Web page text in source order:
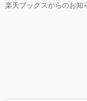
楽天ブックスからのお知